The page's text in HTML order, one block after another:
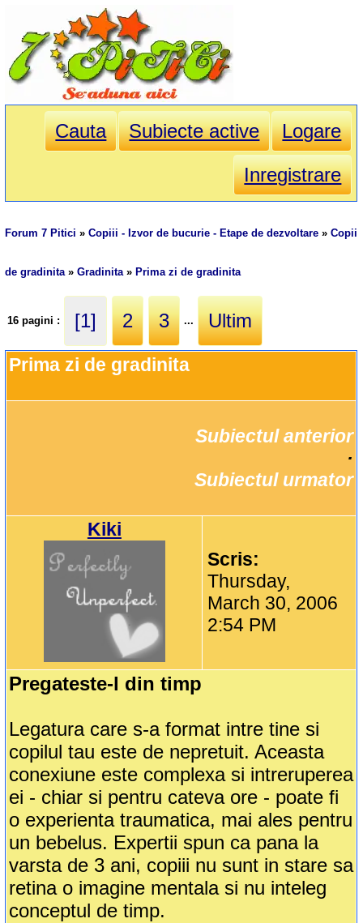
Cauta Subiecte active
Logare
Inregistrare
Forum 7 Pitici »Copiii - Izvor de bucurie - Etape de dezvoltare »Copii
de gradinita»Gradinita» Prima zi de gradinita
16 pagini : [1] 2 3 ... Ultim
Prima zi de gradinita
Subiectul anterior
Subiectul urmator
Kiki
Scris:
Thursday,
March 30, 2006
2:54 PM
Pregateste-l din timp
Legatura care s-a format intre tine si
copilul tau este de nepretuit. Aceasta
conexiune este complexa si intreruperea
ei - chiar si pentru cateva ore - poate fi
o experienta traumatica, mai ales pentru
un bebelus. Expertii spun ca pana la
varsta de 3 ani, copiii nu sunt in stare sa
retina o imagine mentala si nu inteleg
conceptul de timp.